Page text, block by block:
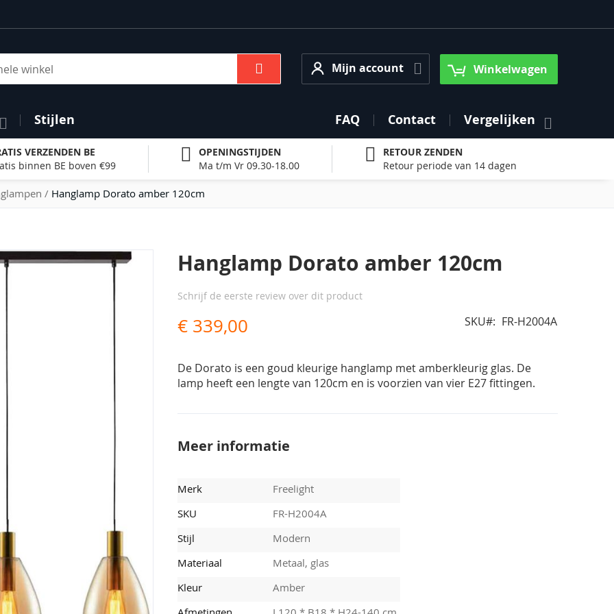
Mijn account
Mijn account Winkelwagen
Stijlen FAQ Contact Vergelijken
VERZENDEN BE
binnen BE boven €99
OPENINGSTIJDEN
Ma t/m Vr 09.30-18.00
RETOUR ZENDEN
Retour periode van 14 dagen
Hanglamp Dorato amber 120cm
Hanglamp Dorato amber 120cm
Schrijf de eerste review over dit product
€ 339,00 SKU FR-H2004A
De Dorato is een goud kleurige hanglamp met amberkleurig glas. De
lamp heeft een lengte van 120cm en is voorzien van vier E27 fittingen.
Meer informatie
Merk
Freelight
SKU
FR-H2004A
Stijl
Modern
Materiaal
Metaal, glas
Kleur
Amber